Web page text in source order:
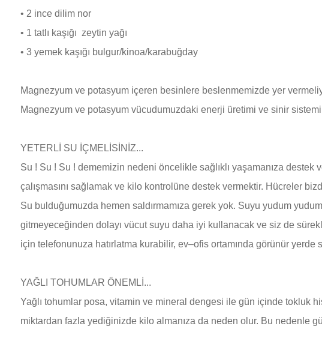
• 2 ince dilim nor
• 1 tatlı kaşığı zeytin yağı
• 3 yemek kaşığı bulgur/kinoa/karabuğday
Magnezyum ve potasyum içeren besinlere beslenmemizde yer
Magnezyum ve potasyum vücudumuzdaki enerji üretimi ve sinir
YETERLİ SU İÇMELİSİNİZ...
Su ! Su ! Su ! dememizin nedeni öncelikle sağlıklı yaşamanıza destek
çalışmasını sağlamak ve kilo kontrolüne destek vermektir. Hücreler
Su bulduğumuzda hemen saldırmamıza gerek yok. Suyu yudum
gitmeyeceğinden dolayı vücut suyu daha iyi kullanacak ve siz de
için telefonunuza hatırlatma kurabilir, ev–ofis ortamında görünür yerde
YAĞLI TOHUMLAR ÖNEMLİ...
Yağlı tohumlar posa, vitamin ve mineral dengesi ile gün içinde tokluk
miktardan fazla yediğinizde kilo almanıza da neden olur. Bu nedenle